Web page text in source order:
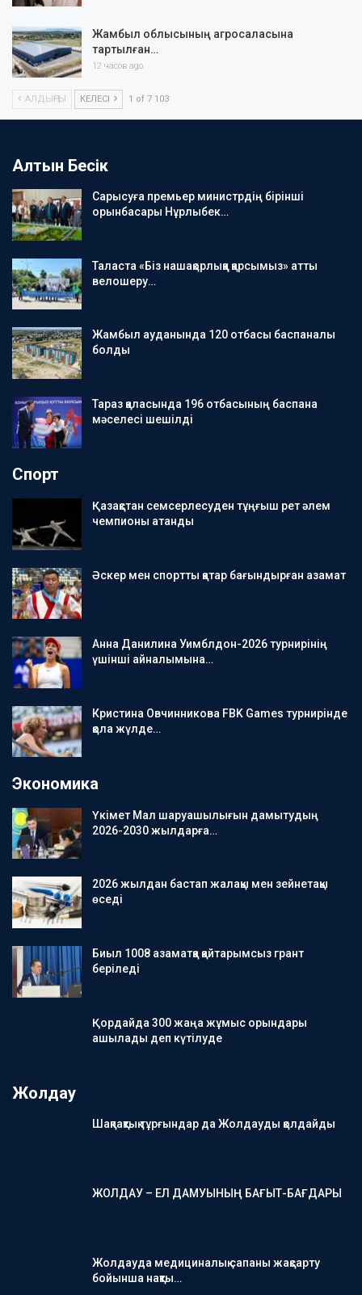
Жамбыл облысының агросаласына
тартылған…
12 часов ago
АЛДЫҢҒЫ КЕЛЕСІ 1 of 7 103
Алтын Бесік
Сарысуға премьер министрдің бірінші
орынбасары Нұрлыбек…
Таласта «Біз нашақорлыққа қарсымыз» атты
велошеру…
Жамбыл ауданында 120 отбасы баспаналы
болды
Тараз қаласында 196 отбасының баспана
мәселесі шешілді
Спорт
Қазақстан семсерлесуден тұңғыш рет әлем
чемпионы атанды
Әскер мен спортты қатар бағындырған азамат
Анна Данилина Уимблдон-2026 турнирінің
үшінші айналымына…
Кристина Овчинникова FBK Games турнирінде
қола жүлде…
Экономика
Үкімет Мал шаруашылығын дамытудың
2026-2030 жылдарға…
2026 жылдан бастап жалақы мен зейнетақы
өседі
Биыл 1008 азаматқа қайтарымсыз грант
беріледі
Қордайда 300 жаңа жұмыс орындары
ашылады деп күтілуде
Жолдау
Шақпақтық тұрғындар да Жолдауды қолдайды
ЖОЛДАУ – ЕЛ ДАМУЫНЫҢ БАҒЫТ-БАҒДАРЫ
Жолдауда медициналық сапаны жақсарту
бойынша нақты…